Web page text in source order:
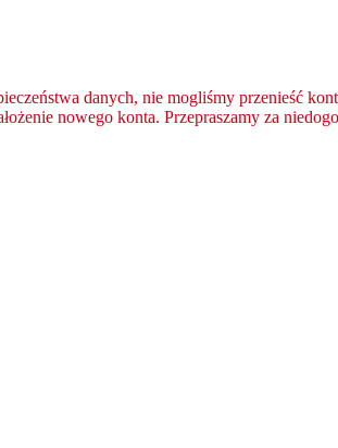
danych, nie mogliśmy przenieść
nowego konta. Przepraszamy za